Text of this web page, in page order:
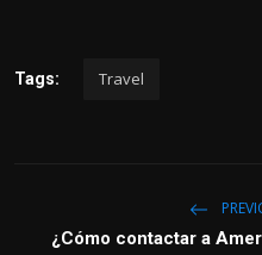
Tags: Travel
¿Cómo contactar a